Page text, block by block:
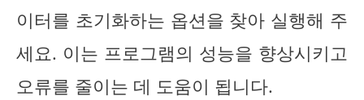
이터를 초기화하는 옵션을 찾아 실행해 주
세요. 이는 프로그램의 성능을 향상시키고
오류를 줄이는 데 도움이 됩니다.